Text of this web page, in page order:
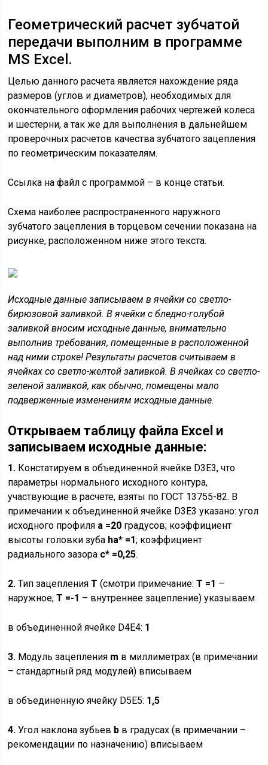
Геометрический расчет зубчатой
передачи выполним в программе
MS Excel.
Целью данного расчета является нахождение ряда
размеров (углов и диаметров), необходимых для
окончательного оформления рабочих чертежей колеса
и шестерни, а так же для выполнения в дальнейшем
проверочных расчетов качества зубчатого зацепления
по геометрическим показателям.
Ссылка на файл с программой – в конце статьи.
Схема наиболее распространенного наружного
зубчатого зацепления в торцевом сечении показана на
рисунке, расположенном ниже этого текста.
Исходные данные записываем в ячейки со светло-
бирюзовой заливкой. В ячейки с бледно-голубой
заливкой вносим исходные данные, внимательно
выполнив требования, помещенные в расположенной
над ними строке! Результаты расчетов считываем в
ячейках со светло-желтой заливкой. В ячейках со светло-
зеленой заливкой, как обычно, помещены мало
подверженные изменениям исходные данные.
Открываем таблицу файла Excel и
записываем исходные данные:
1. Констатируем в объединенной ячейке D3E3, что
параметры нормального исходного контура,
участвующие в расчете, взяты по ГОСТ 13755-82. В
примечании к объединенной ячейке D3E3 указано: угол
исходного профиля a =20 градусов; коэффициент
высоты головки зуба ha* =1; коэффициент
радиального зазора c* =0,25.
2. Тип зацепленияT (смотри примечание:T =1 –
наружное;T =-1 – внутреннее зацепление) указываем
в объединенной ячейке D4E4: 1
3. Модуль зацепления m в миллиметрах (в примечании
– стандартный ряд модулей) вписываем
в объединенную ячейку D5E5: 1,5
4. Угол наклона зубьев b в градусах (в примечании –
рекомендации по назначению) вписываем